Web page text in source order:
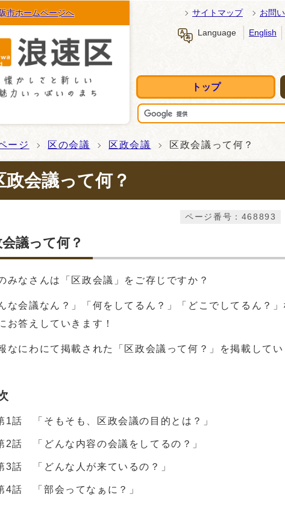
市ホームページへ サイトマップ お問
Language English
トップ
ージ 区の会議 区政会議 区政会議って何？
政会議って何？
ページ番号：468893
会議って何？
みなさんは「区政会議」をご存じですか？
な会議なん？」「何をしてるん？」「どこでしてるん？
お答えしていきます！
なにわにて掲載された「区政会議って何？」を掲載してい
1話 「そもそも、区政会議の目的とは？」
2話 「どんな内容の会議をしてるの？」
3話 「どんな人が来ているの？」
4話 「部会ってなぁに？」